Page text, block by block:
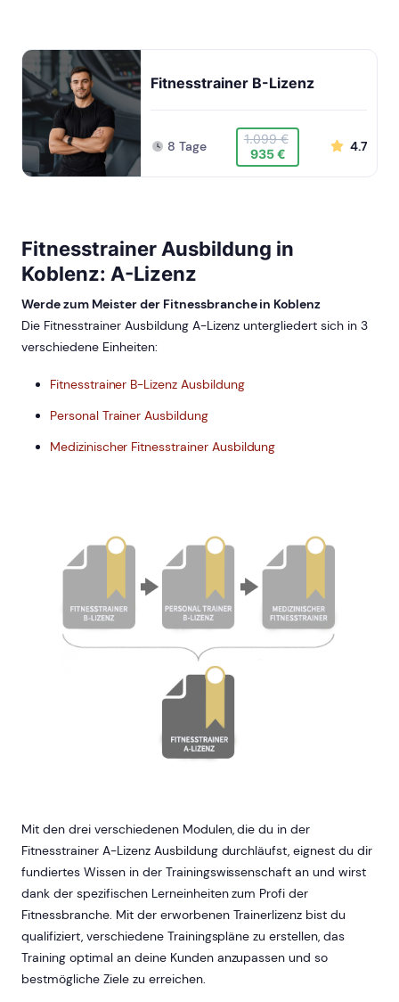
Fitnesstrainer B-Lizenz
8 Tage
1.099 €
935 €
4.7
Fitnesstrainer Ausbildung in
Koblenz: A-Lizenz
Werde zum Meister der Fitnessbranche in Koblenz
Die Fitnesstrainer Ausbildung A-Lizenz untergliedert sich in 3
verschiedene Einheiten:
Fitnesstrainer B-Lizenz Ausbildung
Personal Trainer Ausbildung
Medizinischer Fitnesstrainer Ausbildung
Mit den drei verschiedenen Modulen, die du in der
Fitnesstrainer A-Lizenz Ausbildung durchläufst, eignest du dir
fundiertes Wissen in der Trainingswissenschaft an und wirst
dank der spezifischen Lerneinheiten zum Profi der
Fitnessbranche. Mit der erworbenen Trainerlizenz bist du
qualifiziert, verschiedene Trainingspläne zu erstellen, das
Training optimal an deine Kunden anzupassen und so
bestmögliche Ziele zu erreichen.